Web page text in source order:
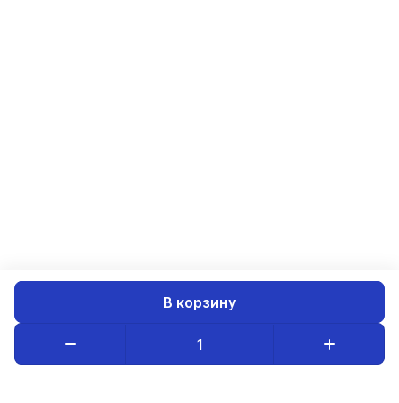
В корзину